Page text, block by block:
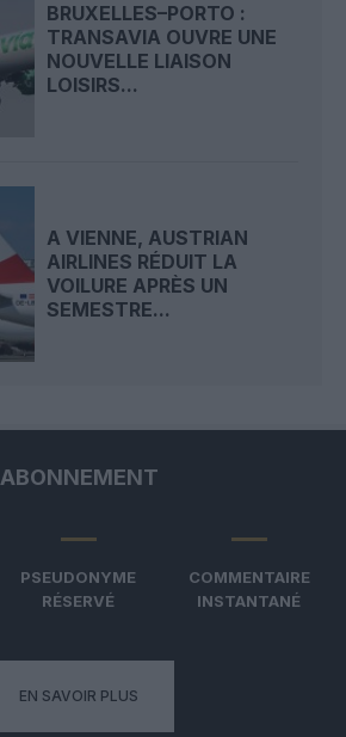
BRUXELLES–PORTO :
TRANSAVIA OUVRE UNE
NOUVELLE LIAISON
LOISIRS...
A VIENNE, AUSTRIAN
AIRLINES RÉDUIT LA
VOILURE APRÈS UN
SEMESTRE...
ABONNEMENT
PSEUDONYME
RÉSERVÉ
COMMENTAIRE
INSTANTANÉ
EN SAVOIR PLUS